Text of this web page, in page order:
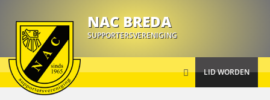
Busreizen
Nieuws
Over ons
NAC BREDA
SUPPORTERSVERENIGING
LID WORDEN